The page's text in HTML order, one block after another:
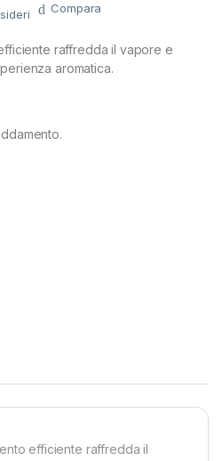
Compara
raffredda il vapore e
aromatica.
efficiente raffredda il